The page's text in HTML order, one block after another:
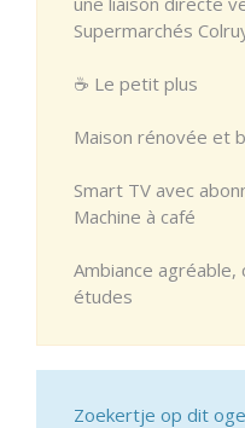
Supermarchés
☕ Le petit plus
Maison rénovée et
Smart TV avec
Machine à café
Ambiance
études
Zoekertje op dit